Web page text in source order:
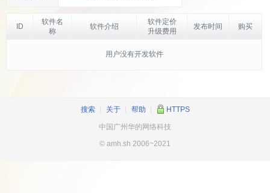
ID
软件名
称
软件介绍
软件定价
升级费用
发布时间 购买
用户没有开发软件
搜索┊ 关于┊ 帮助 HTTPS
中国广州华的网络科技
© amh.sh 2006~2021